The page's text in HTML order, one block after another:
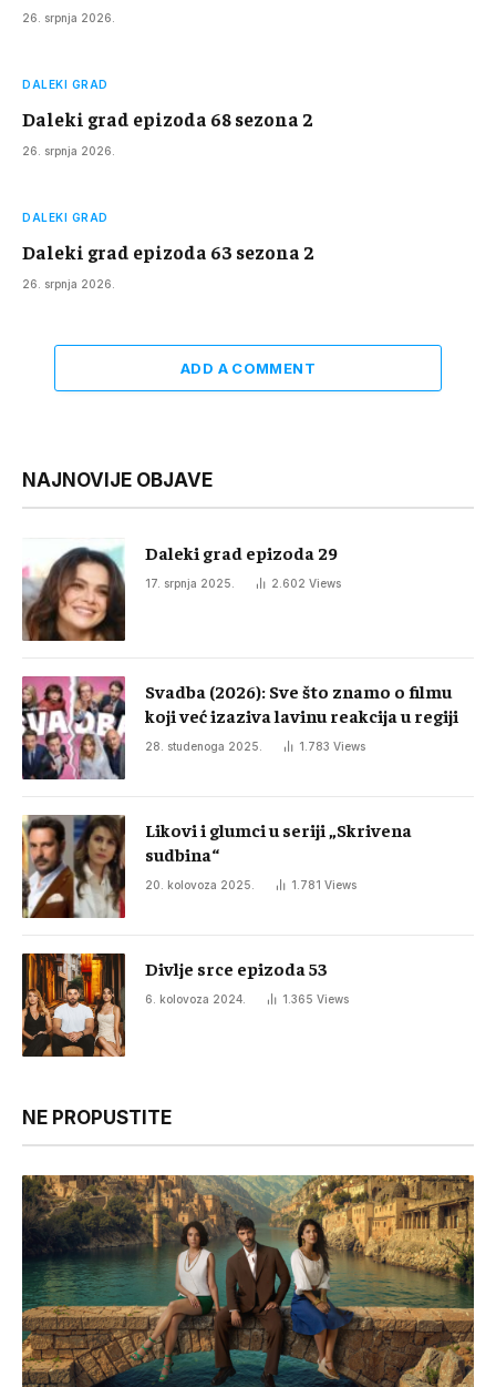
26. srpnja 2026.
DALEKI GRAD
Daleki grad epizoda 68 sezona 2
26. srpnja 2026.
DALEKI GRAD
Daleki grad epizoda 63 sezona 2
26. srpnja 2026.
ADD A COMMENT
NAJNOVIJE OBJAVE
Daleki grad epizoda 29
17. srpnja 2025. 2.602 Views
Svadba (2026): Sve što znamo o filmu
koji već izaziva lavinu reakcija u regiji
28. studenoga 2025. 1.783 Views
Likovi i glumci u seriji „Skrivena
sudbina“
20. kolovoza 2025. 1.781 Views
Divlje srce epizoda 53
6. kolovoza 2024. 1.365 Views
NE PROPUSTITE